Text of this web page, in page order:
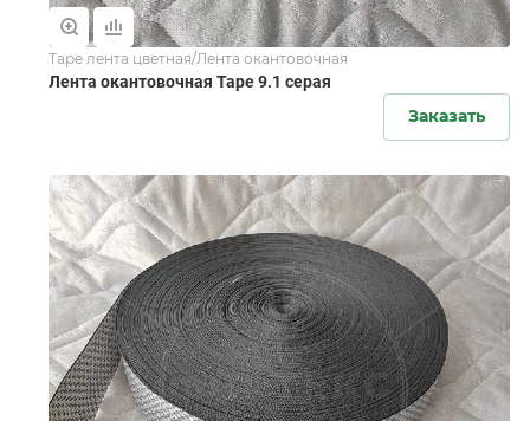
Tape лента цветная/Лента окантовочная
Лента окантовочная Tape 9.1 серая
Заказать